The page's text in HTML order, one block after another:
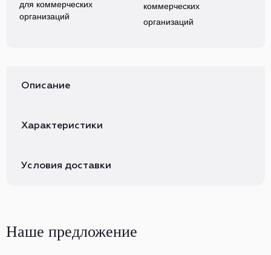
коммерческих
организаций
Описание
Характеристики
Условия доставки
Наше предложение